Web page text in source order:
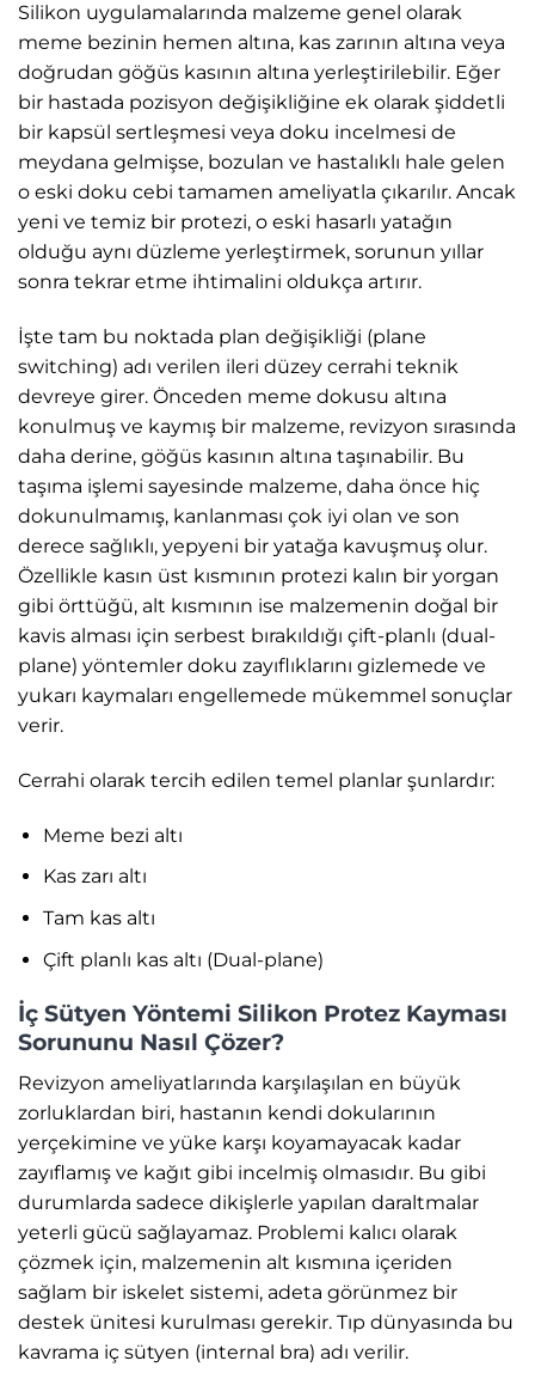
Silikon uygulamalarında malzeme genel olarak
meme bezinin hemen altına, kas zarının altına veya
doğrudan göğüs kasının altına yerleştirilebilir. Eğer
bir hastada pozisyon değişikliğine ek olarak şiddetli
bir kapsül sertleşmesi veya doku incelmesi de
meydana gelmişse, bozulan ve hastalıklı hale gelen
o eski doku cebi tamamen ameliyatla çıkarılır. Ancak
yeni ve temiz bir protezi, o eski hasarlı yatağın
olduğu aynı düzleme yerleştirmek, sorunun yıllar
sonra tekrar etme ihtimalini oldukça artırır.
İşte tam bu noktada plan değişikliği (plane
switching) adı verilen ileri düzey cerrahi teknik
devreye girer. Önceden meme dokusu altına
konulmuş ve kaymış bir malzeme, revizyon sırasında
daha derine, göğüs kasının altına taşınabilir. Bu
taşıma işlemi sayesinde malzeme, daha önce hiç
dokunulmamış, kanlanması çok iyi olan ve son
derece sağlıklı, yepyeni bir yatağa kavuşmuş olur.
Özellikle kasın üst kısmının protezi kalın bir yorgan
gibi örttüğü, alt kısmının ise malzemenin doğal bir
kavis alması için serbest bırakıldığı çift-planlı (dual-
plane) yöntemler doku zayıflıklarını gizlemede ve
yukarı kaymaları engellemede mükemmel sonuçlar
verir.
Cerrahi olarak tercih edilen temel planlar şunlardır:
Meme bezi altı
Kas zarı altı
Tam kas altı
Çift planlı kas altı (Dual-plane)
İç Sütyen Yöntemi Silikon Protez Kayması
Sorununu Nasıl Çözer?
Revizyon ameliyatlarında karşılaşılan en büyük
zorluklardan biri, hastanın kendi dokularının
yerçekimine ve yüke karşı koyamayacak kadar
zayıflamış ve kağıt gibi incelmiş olmasıdır. Bu gibi
durumlarda sadece dikişlerle yapılan daraltmalar
yeterli gücü sağlayamaz. Problemi kalıcı olarak
çözmek için, malzemenin alt kısmına içeriden
sağlam bir iskelet sistemi, adeta görünmez bir
destek ünitesi kurulması gerekir. Tıp dünyasında bu
kavrama iç sütyen (internal bra) adı verilir.